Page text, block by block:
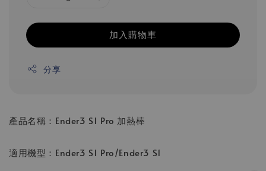
加入購物車
分享
產品名稱：Ender3 S1 Pro 加熱棒
適用機型：Ender3 S1 Pro/Ender3 S1